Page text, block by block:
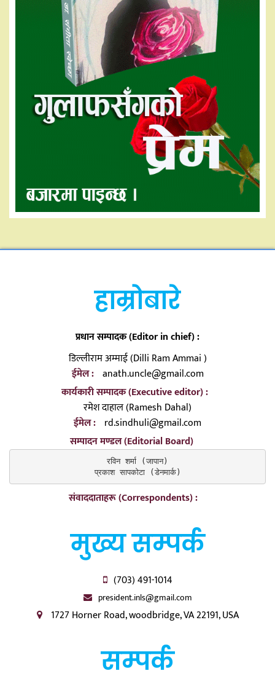
हाम्रोबारे
प्रधान सम्पादक (Editor in chief) :
डिल्लीराम अम्माई (Dilli Ram Ammai )
ईमेल : anath.uncle@gmail.com
कार्यकारी सम्पादक (Executive editor) :
रमेश दाहाल (Ramesh Dahal)
ईमेल : rd.sindhuli@gmail.com
सम्पादन मण्डल (Editorial Board)
रविन शर्मा (जापान)
प्रकाश सापकोटा (डेनमार्क)
संवाददाताहरू (Correspondents) :
मुख्य सम्पर्क
(703) 491-1014
president.inls@gmail.com
1727 Horner Road, woodbridge, VA 22191, USA
सम्पर्क